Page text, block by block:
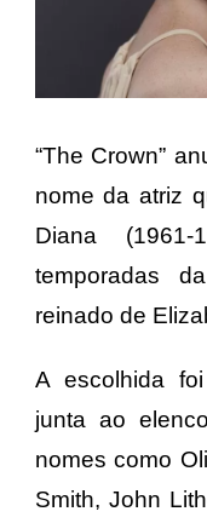
“The Crown”
nome da atriz
Diana
temporadas
reinado de
A escolhida
junta ao
nomes como
Smith, John